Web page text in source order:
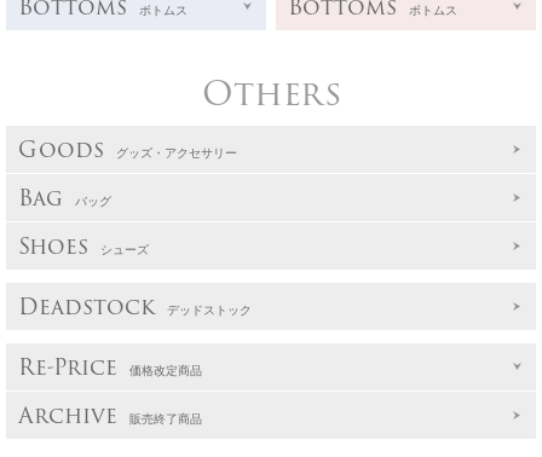
ボトムス ボトムス
Others
Goods グッズ・アクセサリー
Bag バッグ
Shoes シューズ
Deadstock デッドストック
Re-Price 価格改定商品
Archive 販売終了商品